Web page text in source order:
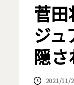
菅
ジ
隠
2021/11/